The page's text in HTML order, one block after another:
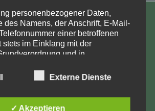
Erforschung
e.V.
personenbezogener Daten,
des Namens, der Anschrift, E-Mail-
einer betroffenen
stets im Einklang mit der
und in
Datenschutzbestimmungen.
von uns erhobenen, genutzten und
Externe Dienste
✓ Akzeptieren